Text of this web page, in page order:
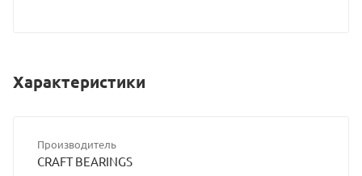
Характеристики
Производитель
CRAFT BEARINGS